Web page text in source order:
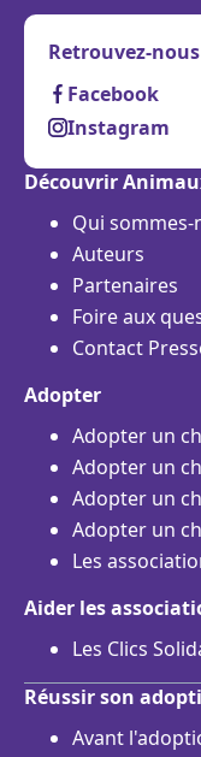
Retrouvez-
Facebook
Instagram
Découvrir
Qui sommes-
Auteurs
Partenaires
Foire aux
Contact
Adopter
Adopter un
Adopter un
Adopter un
Adopter un
Les
Aider les
Les Clics
Réussir son
Avant